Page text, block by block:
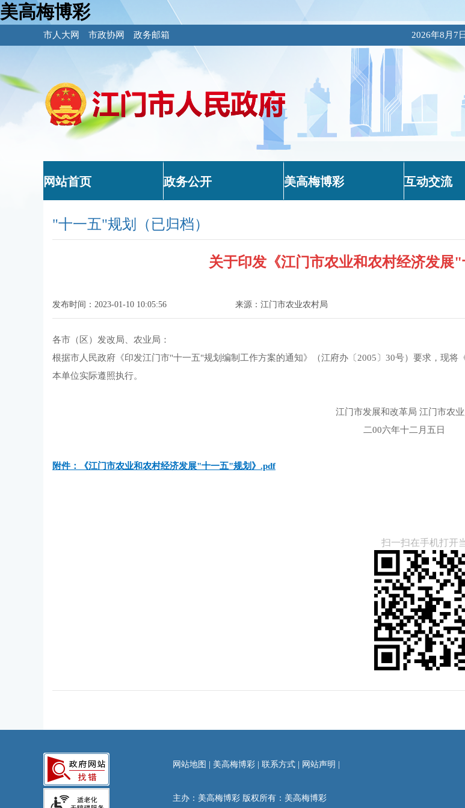
美高梅博彩
市人大网 市政协网 政务邮箱 2026年8月7
网站首页 政务公开 美高梅博彩 互动交流
"十一五"规划（已归档）
关于印发《江门市农业和农村经济发展
发布时间：2023-01-10 10:05:56 来源：江门市农业农村局
各市（区）发改局、农业局：
根据市人民政府《印发江门市"十一五"规划编制工作方案的通知》（江府办〔2005〕30号）要求，现将
本单位实际遵照执行。
江门市发展和改革局 江门市农
二00六年十二月五日
附件：《江门市农业和农村经济发展"十一五"规划》.pdf
扫一扫在手机打开
网站地图 美高梅博彩 联系方式 网站声明
主办：美高梅博彩 版权所有：美高梅博彩